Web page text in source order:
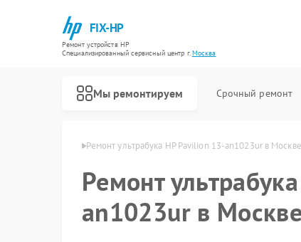
FIX-HP
Ремонт устройств HP
Специализированный cервисный центр г.Москва
Мы ремонтируем Срочный ремонт
Ремонт ультрабука HP Pavilion 13-an1023ur в Москве
Ремонт
an1023ur в Москве